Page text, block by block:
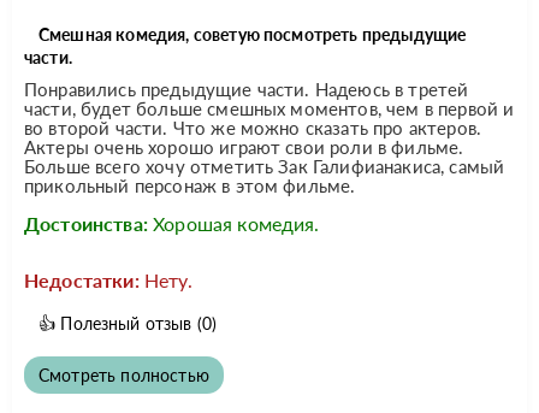
Смешная комедия, советую посмотреть предыдущие
части.
Понравились предыдущие части. Надеюсь в третей
части, будет больше смешных моментов, чем в первой и
во второй части. Что же можно сказать про актеров.
Актеры очень хорошо играют свои роли в фильме.
Больше всего хочу отметить Зак Галифианакиса, самый
прикольный персонаж в этом фильме.
Достоинства: Хорошая комедия.
Недостатки: Нету.
👍 Полезный отзыв (0)
Смотреть полностью